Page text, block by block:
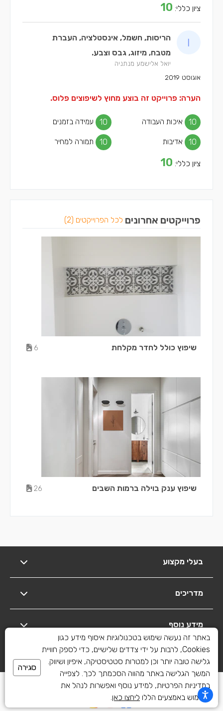
ציון כללי: 10
הריסות, חשמל, אינסטלציה, העברת
מטבח, מיזוג, גבס וצבע.
יואל אלישמע מנתניה
אוגוסט 2019
הערה: פרוייקט זה בוצע מחוץ לשיפוצים פלוס.
איכות העבודה 10 עמידה בזמנים 10
אדיבות 10 תמורה למחיר 10
ציון כללי: 10
פרוייקטים אחרונים לכל הפרוייקטים (2)
שיפוץ כולל לחדר מקלחת 6
שיפוץ ענק בוילה ברמות השבים 26
בעלי מקצוע
מדריכים
מידע נוסף
יצירת קשר
כל הזכויות שמורות לשיפוצים פלוס 2010-2026
באתר זה נעשה שימוש בטכנולוגיות איסוף מידע כגון
Cookies, לרבות על ידי צדדים שלישיים, כדי לספק חוויית
גלישה טובה יותר וכן למטרות סטטיסטיקה, איפיון ושיווק.
המשך הגלישה באתר מהווה הסכמתך לכך. לצפייה
במדיניות הפרטיות, למידע נוסף ואפשרות לנהל את
השימוש באמצעים הללו ליחצו כאן.
סגירה